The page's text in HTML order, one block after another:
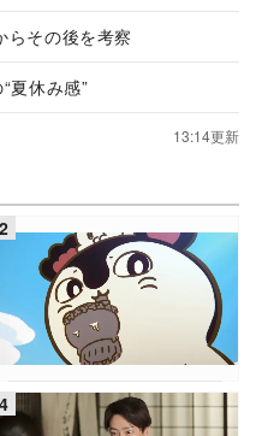
らその後を考察
夏休み感”
13:14更新